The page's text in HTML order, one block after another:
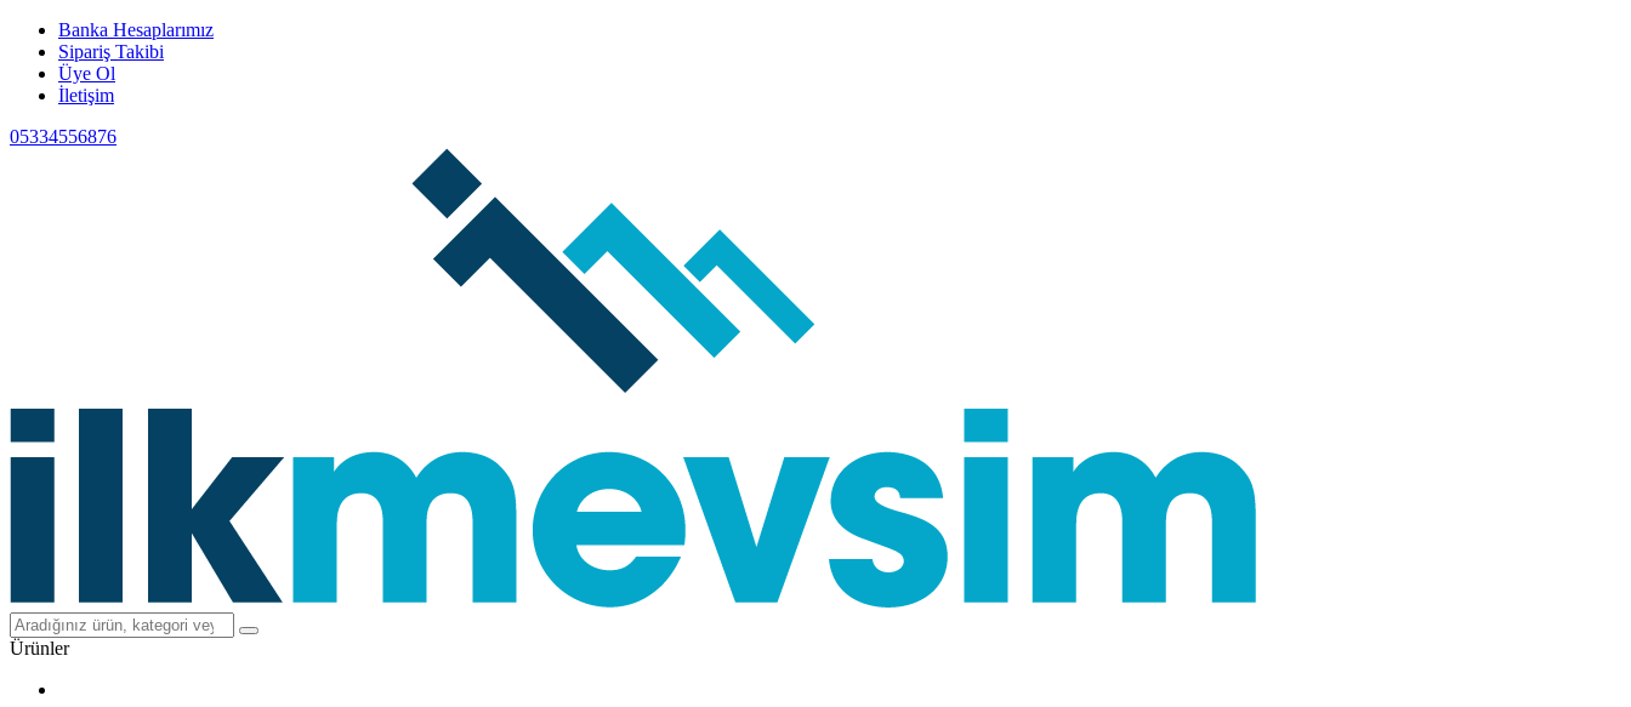
Banka Hesaplarımız
Sipariş Takibi
Üye Ol
İletişim
05334556876
Ürünler